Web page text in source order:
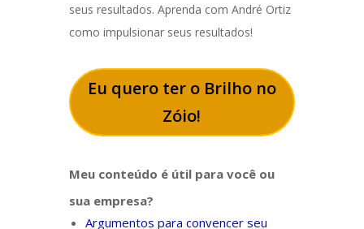
seus resultados. Aprenda com André Ortiz
como impulsionar seus resultados!
Eu quero ter o Brilho no
Zóio!
Meu conteúdo é útil para você ou
sua empresa?
Argumentos para convencer seu